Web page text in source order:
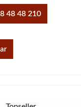
48 48 210